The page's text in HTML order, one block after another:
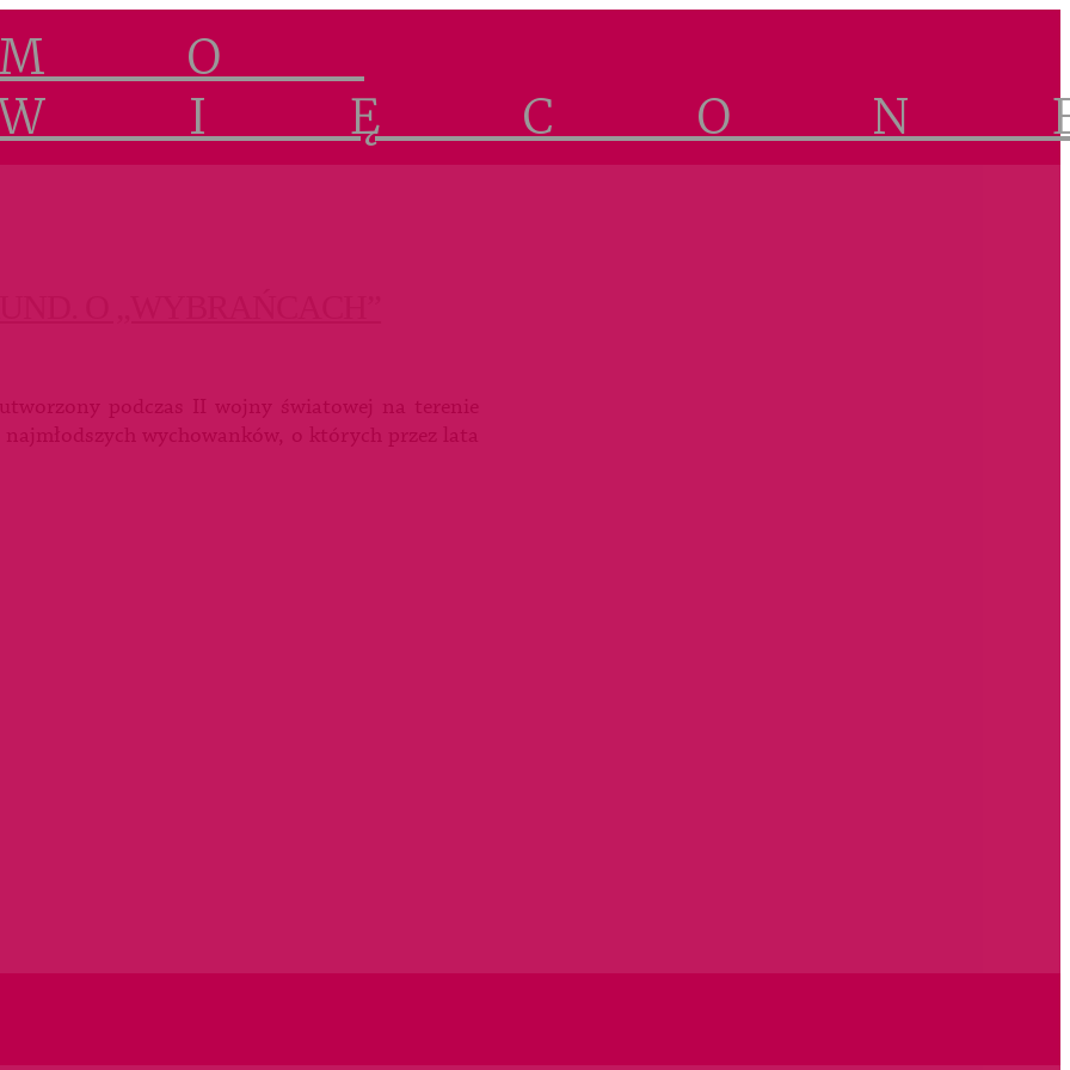
O „WYBRAŃCACH”
podczas II wojny światowej na terenie
wychowanków, o których przez lata